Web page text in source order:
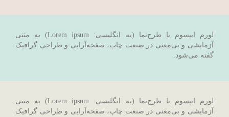
لورم ایپسوم یا طرح‌نما (به انگلیسی: Lorem ipsum) به متنی
آزمایشی و بی‌معنی در صنعت چاپ، صفحه‌آرایی و طراحی گرافیک
گفته می‌شود.
لورم ایپسوم یا طرح‌نما (به انگلیسی: Lorem ipsum) به متنی
آزمایشی و بی‌معنی در صنعت چاپ، صفحه‌آرایی و طراحی گرافیک